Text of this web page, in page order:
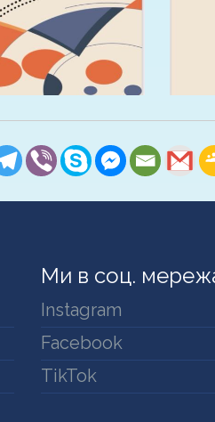
Ми в соц.
Instagram
Facebook
TikTok